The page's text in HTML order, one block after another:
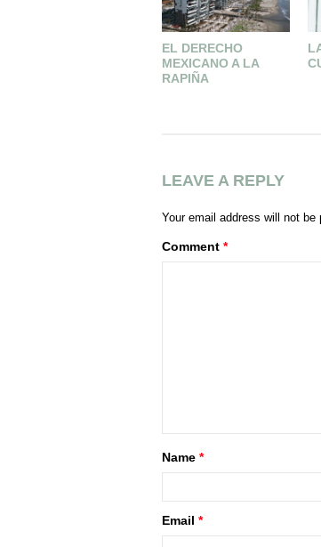
EL DERECHO
MEXICANO A LA
RAPIÑA
LEAVE A REPLY
Your email address will not be
Comment *
Name *
Email *